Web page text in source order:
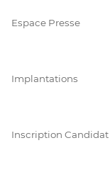
Espace Presse
Implantations
Inscription Candidat